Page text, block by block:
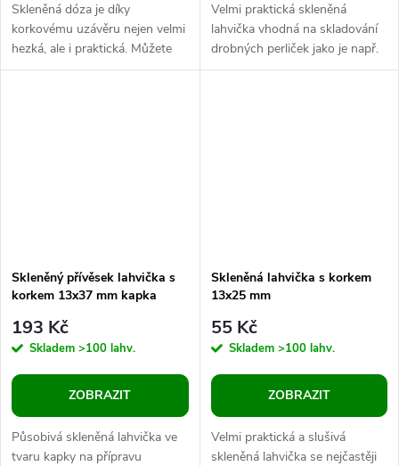
Skleněná dóza je díky
korkovému uzávěru nejen velmi
hezká, ale i praktická. Můžete
do ní nasypat korálky, bižuterní
Velmi praktická skleněná
lahvička vhodná na skladování
drobných perliček jako je např.
rocajl. Díky průhlednosti
Skleněný přívěsek lahvička s
korkem 13x37 mm kapka
193 Kč
Skladem >100 lahv.
ZOBRAZIT
Působivá skleněná lahvička ve
tvaru kapky na přípravu
Skleněná lahvička s korkem
13x25 mm
55 Kč
Skladem >100 lahv.
ZOBRAZIT
Velmi praktická a slušivá
skleněná lahvička se nejčastěji